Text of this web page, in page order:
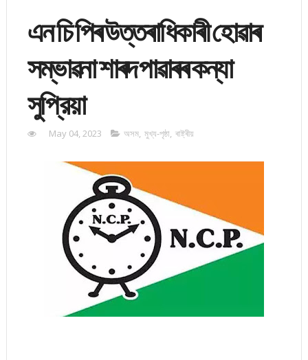
এন চি পিৰ উত্তৰাধিকাৰী হোৱাৰ
সম্ভাৱনা শাৰদ পাৱাৰৰ কন্যা
সুপ্রিয়া
May 04, 2023 অসম, মুখ্য-পৃষ্ঠা ৰাষ্ট্ৰীয়